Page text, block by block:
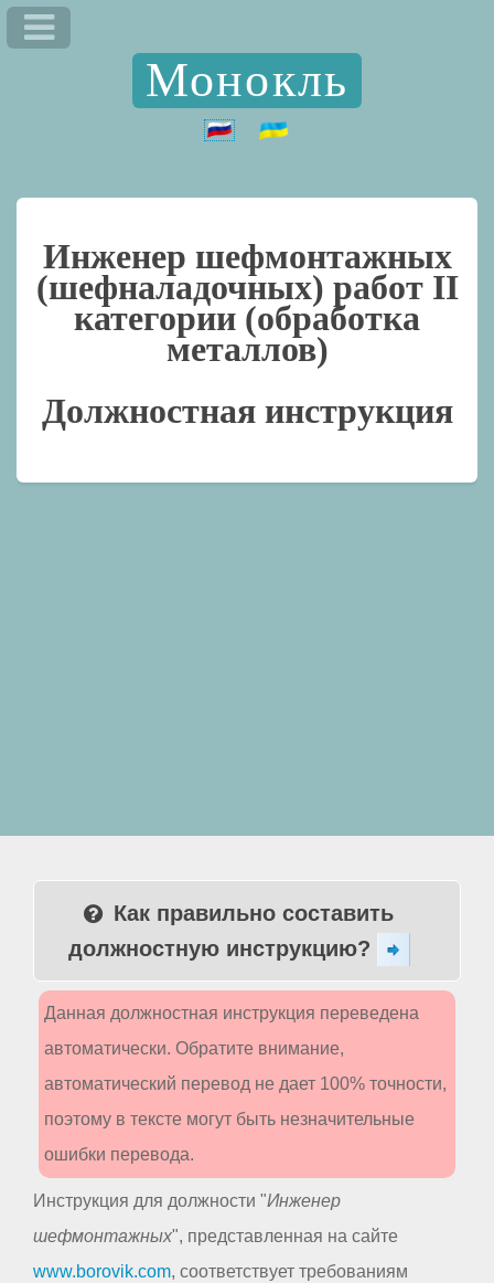
Монокль
Инженер шефмонтажных
(шефналадочных) работ II
категории (обработка
металлов)
Должностная инструкция
Как правильно составить
должностную инструкцию?
Данная должностная инструкция переведена
автоматически. Обратите внимание,
автоматический перевод не дает 100% точности,
поэтому в тексте могут быть незначительные
ошибки перевода.
Инструкция для должности "Инженер
шефмонтажных", представленная на сайте
www.borovik.com, соответствует требованиям